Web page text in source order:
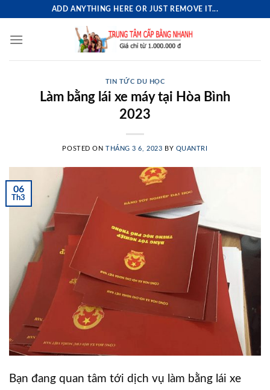
content
ADD ANYTHING HERE OR JUST REMOVE IT...
TIN TỨC DU HỌC
Làm bằng lái xe máy tại Hòa Bình
2023
POSTED ONTHÁNG 3 6, 2023 BY QUANTRI
06
Th3
Bạn đang quan tâm tới dịch vụ làm bằng lái xe